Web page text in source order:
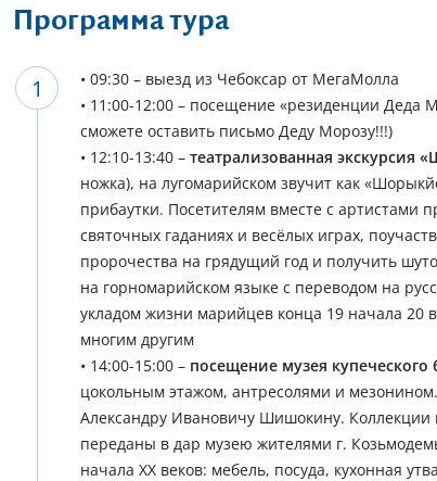
Программа тура
• 09:30 – выезд из Чебоксар от МегаМолла
• 11:00-12:00 – посещение «резиденции Деда
сможете оставить письмо Деду Морозу!!!)
• 12:10-13:40 – театрализованная экскурсия
ножка), на лугомарийском звучит как
прибаутки. Посетителям вместе с артистами
святочных гаданиях и весёлых играх,
пророчества на грядущий год и получить
на горномарийском языке с переводом на
укладом жизни марийцев конца 19 начала
многим другим
• 14:00-15:00 – посещение музея
цокольным этажом, антресолями и
Александру Ивановичу Шишокину.
переданы в дар музею жителями г.
начала XX веков: мебель, посуда, кухонная